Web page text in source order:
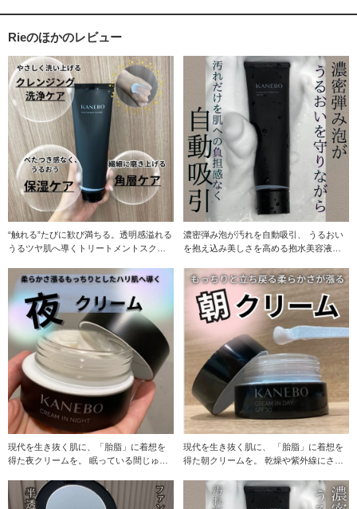
Rieのほかのレビュー
“触れる”たびに歓び満ちる。透明感溢れる
うるツヤ肌へ導くトリートメントスクラ
濃密弾み泡が汚れを自動吸引、 うるおい
を抱え込み美しさを高める抱水美容液洗
現代を生き抜く肌に、「胎脂」に着想を
得た夜クリームを。 眠っている間じゅう
現代を生き抜く肌に、 「胎脂」に着想を
得た朝クリームを。 乾燥や紫外線にさら